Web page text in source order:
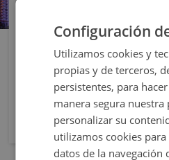
Filtros
Configuración
Utilizamos cookies y
propias y de terceros,
persistentes, para
manera segura nuestra
personalizar su
utilizamos cookies
datos de la navegación